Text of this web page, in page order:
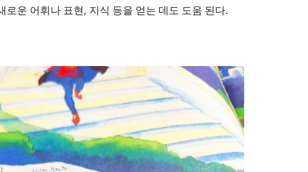
로운 어휘나 표현, 지식 등을 얻는 데도 도움 된다.